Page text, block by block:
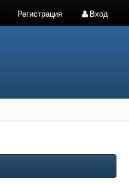
Регистрация Вход